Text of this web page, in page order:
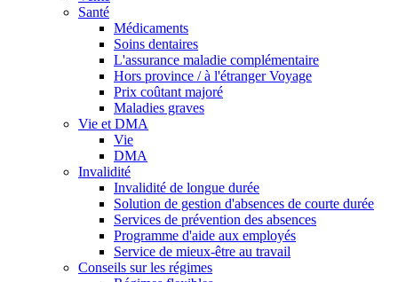
Santé
Médicaments
Soins dentaires
L'assurance maladie complémentaire
Hors province / à l'étranger Voyage
Prix coûtant majoré
Maladies graves
Vie et DMA
Vie
DMA
Invalidité
Invalidité de longue durée
Solution de gestion d'absences de courte durée
Services de prévention des absences
Programme d'aide aux employés
Service de mieux-être au travail
Conseils sur les régimes